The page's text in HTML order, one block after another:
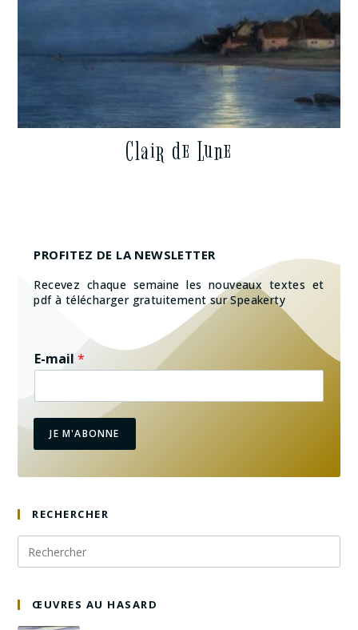
Clair de Lune
PROFITEZ DE LA NEWSLETTER
Recevez chaque semaine les nouveaux textes et
pdf à télécharger gratuitement sur Speakerty
E-mail*
JE M'ABONNE
RECHERCHER
ŒUVRES AU HASARD